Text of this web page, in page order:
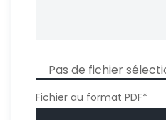
Pas de fichier
Fichier au format PDF*